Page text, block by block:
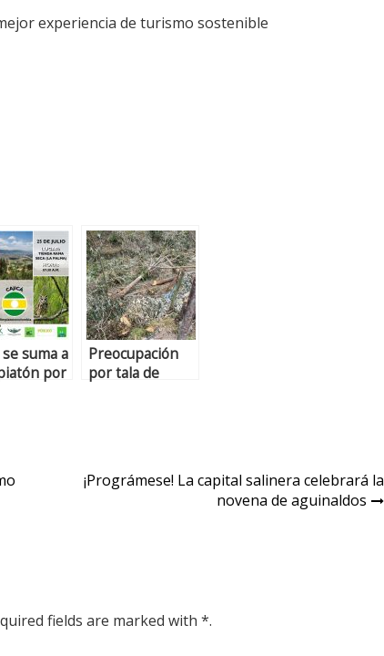
experiencia de turismo sostenible
se suma a
por
Preocupación
por tala de
¡Prográmese! La capital salinera celebrará la
novena de aguinaldos
fields are marked with *.